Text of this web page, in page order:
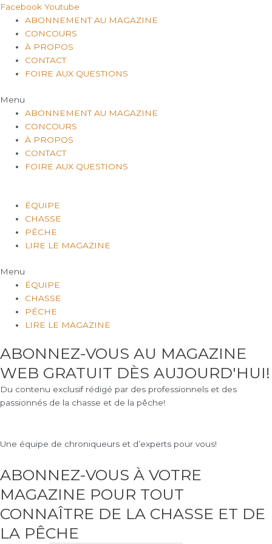
Aller
contenu
Facebook Youtube
ABONNEMENT AU MAGAZINE
CONCOURS
À PROPOS
CONTACT
FOIRE AUX QUESTIONS
Menu
ABONNEMENT AU MAGAZINE
CONCOURS
À PROPOS
CONTACT
FOIRE AUX QUESTIONS
ÉQUIPE
CHASSE
PÊCHE
LIRE LE MAGAZINE
Menu
ÉQUIPE
CHASSE
PÊCHE
LIRE LE MAGAZINE
ABONNEZ-VOUS AU MAGAZINE
WEB GRATUIT DÈS AUJOURD'HUI!
Du contenu exclusif rédigé par des professionnels et des
passionnés de la chasse et de la pêche!
Une équipe de chroniqueurs et d’experts pour vous!
ABONNEZ-VOUS À VOTRE
MAGAZINE POUR TOUT
CONNAÎTRE DE LA CHASSE ET DE
LA PÊCHE